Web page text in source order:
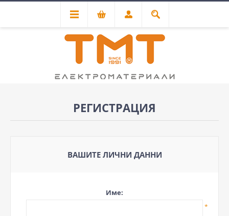
РЕГИСТРАЦИЯ
ВАШИТЕ ЛИЧНИ ДАННИ
Име:
*